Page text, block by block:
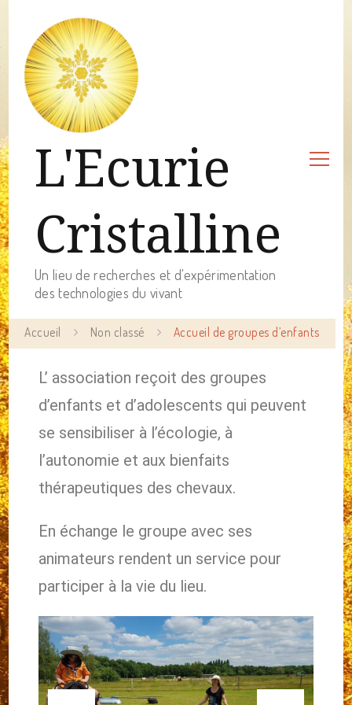
L'Ecurie
Cristalline
Un lieu de recherches et d'expérimentation
des technologies du vivant
Accueil Non classé Accueil de groupes d’enfants
L’ association reçoit des groupes
d’enfants et d’adolescents qui peuvent
se sensibiliser à l’écologie, à
l’autonomie et aux bienfaits
thérapeutiques des chevaux.
En échange le groupe avec ses
animateurs rendent un service pour
participer à la vie du lieu.